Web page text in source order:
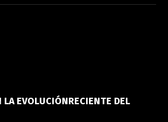
LA EVOLUCIÓNRECIENTE DEL